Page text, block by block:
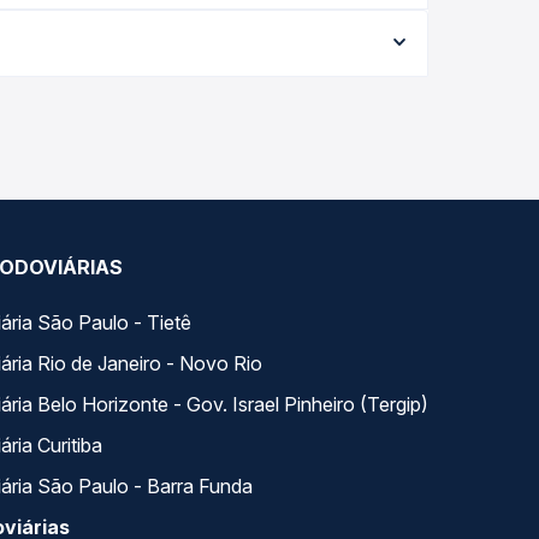
oferta para o seu roteiro.
São Paulo - Tietê
Rio de Janeiro - Novo Rio
Belo Horizonte - Gov. Israel Pinheiro (Tergip)
Curitiba
São Paulo - Barra Funda